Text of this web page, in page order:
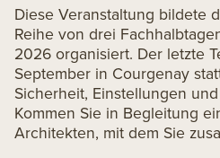
Diese Veranstaltung bildete
Reihe von drei
2026 organisiert. Der letzte
September in Courgenay
Sicherheit, Einstellungen
Kommen Sie in Begleitung
Architekten, mit dem Sie